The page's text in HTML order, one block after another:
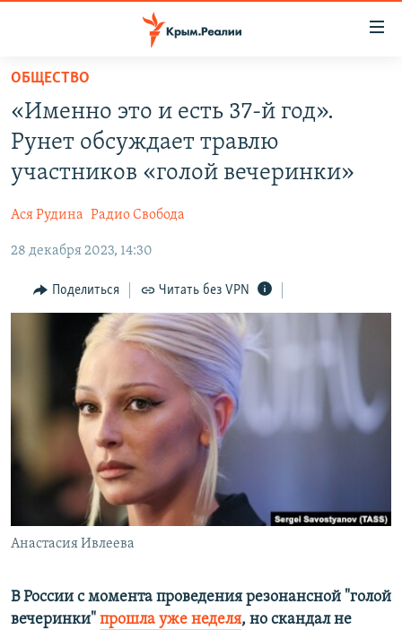
Вернуться
основному
содержанию
Вернутся
главной
навигации
Вернутся
поиску
СПЕЦПРОЕКТЫ
11 ЛЕТ ОККУПАЦИИ КРЫМА. 11 ИСТОРИЙ СОПРОТИВЛЕНИЯ
ВОДА
ЕЩЕ
ИНТЕРАКТИВ
ИНФОГРАФИКА
ТЕЛЕПРОЕКТ КРЫМ.РЕАЛИИ
СОВЕТЫ ПРАВОЗАЩИТНИКОВ
ПРОПАВШИЕ БЕЗ ВЕСТИ
ПОБЕДИТЕЛЕЙ НЕ СУДЯТ?
КРЫМ.НЕПОКОРЕННЫЙ
ELIFBE
УКРАИНСКАЯ ПРОБЛЕМА КРЫМА
РАДІО СВОБОДА
КАК ОБОЙТИ БЛОКИРОВКУ
Українською
Qırımtatar
ПРИСОЕДИНЯЙТЕСЬ!
Все сайты RFE/RL
ОБЩЕСТВО
«Именно это и есть 37-й год».
Рунет обсуждает травлю
участников «голой вечеринки»
Ася Рудина Радио Свобода
28 декабря 2023, 14:30
Поделиться Читать без VPN
Анастасия Ивлеева
В России с момента проведения резонансной "голой
вечеринки" прошла уже неделя, но скандал не